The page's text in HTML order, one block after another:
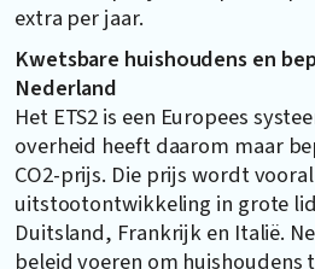
extra per jaar.
Kwetsbare huishoudens en
Nederland
Het ETS2 is een Europees
overheid heeft daarom maar
CO2-prijs. Die prijs wordt
uitstootontwikkeling in grote
Duitsland, Frankrijk en Italië.
beleid voeren om huishoudens